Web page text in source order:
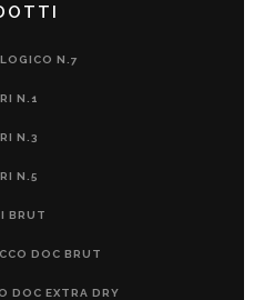
N.7
N.1
N.3
N.5
BRUT
DOC BRUT
DOC EXTRA DRY